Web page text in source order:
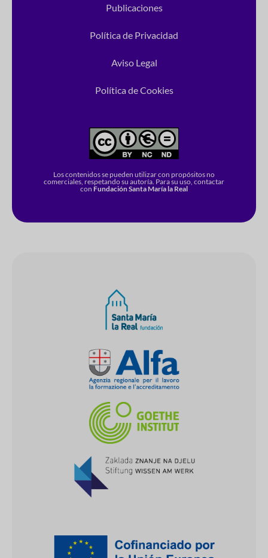
Publicaciones
Política de Privacidad
Aviso Legal
Política de Cookies
Los contenidos se pueden utilizar con propósitos no
comerciales, respetando su autoría. Para su uso, contactar
con Fundación Santa María la Real